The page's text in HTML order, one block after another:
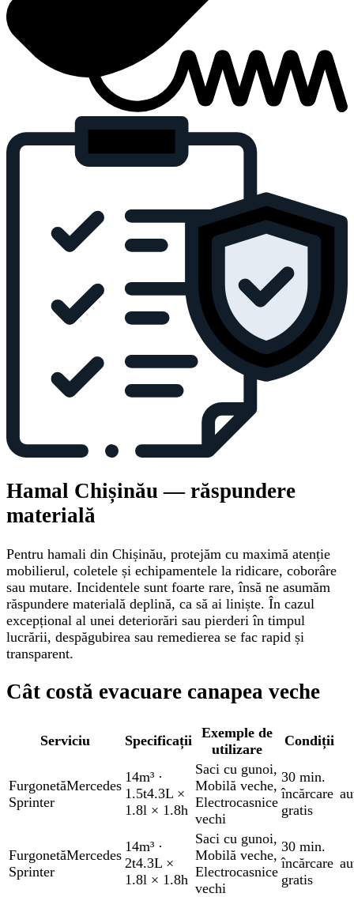
Hamal Chișinău — răspundere
materială
Pentru hamali din Chișinău, protejăm cu maximă atenție
mobilierul, coletele și echipamentele la ridicare, coborâre
sau mutare. Incidentele sunt foarte rare, însă ne asumăm
răspundere materială deplină, ca să ai liniște. În cazul
excepțional al unei deteriorări sau pierderi în timpul
lucrării, despăgubirea sau remedierea se fac rapid și
transparent.
Cât costă evacuare canapea veche
Serviciu Specificații
Exemple de
utilizare
Condiții
FurgonetăMercedes
Sprinter
14m³ ·
1.5t4.3L ×
1.8l × 1.8h
Saci cu gunoi,
Mobilă veche,
Electrocasnice
vechi
30 min.
încărcare
gratis
FurgonetăMercedes
Sprinter
14m³ ·
2t4.3L ×
1.8l × 1.8h
Saci cu gunoi,
Mobilă veche,
Electrocasnice
vechi
30 min.
încărcare
gratis